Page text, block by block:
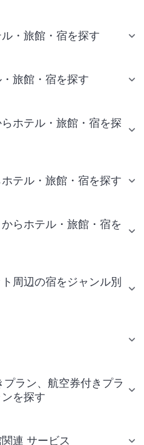
・旅館・宿を探す
旅館・宿を探す
ホテル・旅館・宿を探
テル・旅館・宿を探す
らホテル・旅館・宿を
周辺の宿をジャンル別
ラン、航空券付きプラ
を探す
連 サービス